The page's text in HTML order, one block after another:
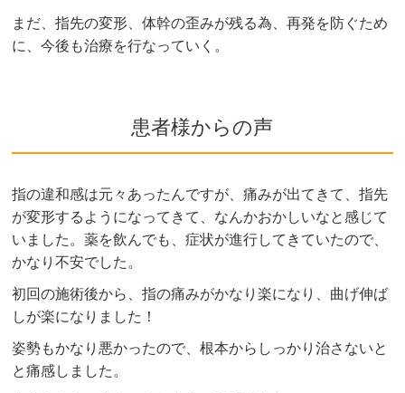
まだ、指先の変形、体幹の歪みが残る為、再発を防ぐため
に、今後も治療を行なっていく。
患者様からの声
指の違和感は元々あったんですが、痛みが出てきて、指先
が変形するようになってきて、なんかおかしいなと感じて
いました。薬を飲んでも、症状が進行してきていたので、
かなり不安でした。
初回の施術後から、指の痛みがかなり楽になり、曲げ伸ば
しが楽になりました！
姿勢もかなり悪かったので、根本からしっかり治さないと
と痛感しました。